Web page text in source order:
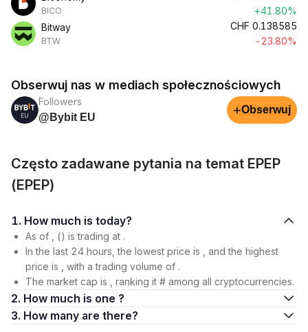
BICO
+41.80%
Bitway
BTW
CHF 0.138585
-23.80%
Obserwuj nas w mediach społecznościowych
Followers
@Bybit EU
+Obserwuj
Często zadawane pytania na temat EPEP
(EPEP)
1. How much is today?
As of , () is trading at .
In the last 24 hours, the lowest price is , and the highest
price is , with a trading volume of .
The market cap is , ranking it # among all cryptocurrencies.
2. How much is one ?
3. How many are there?